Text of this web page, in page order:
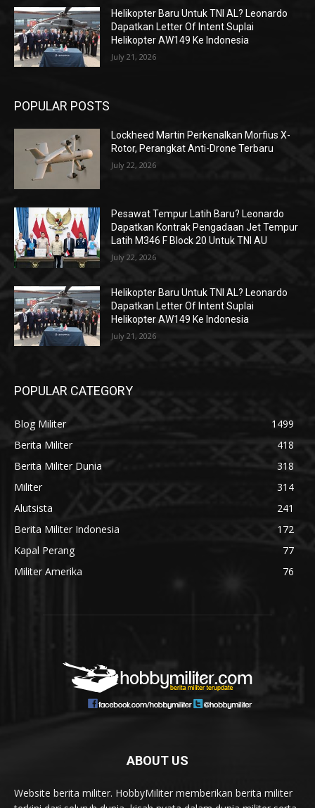
Helikopter Baru Untuk TNI AL? Leonardo
Dapatkan Letter Of Intent Suplai
Helikopter AW149 Ke Indonesia
July 21, 2026
POPULAR POSTS
Lockheed Martin Perkenalkan Morfius X-
Rotor, Perangkat Anti-Drone Terbaru
July 22, 2026
Pesawat Tempur Latih Baru? Leonardo
Dapatkan Kontrak Pengadaan Jet Tempur
Latih M346 F Block 20 Untuk TNI AU
July 22, 2026
Helikopter Baru Untuk TNI AL? Leonardo
Dapatkan Letter Of Intent Suplai
Helikopter AW149 Ke Indonesia
July 21, 2026
POPULAR CATEGORY
Blog Militer
1499
Berita Militer
418
Berita Militer Dunia
318
Militer
314
Alutsista
241
Berita Militer Indonesia
172
Kapal Perang
77
Militer Amerika
76
ABOUT US
Website berita militer. HobbyMiliter memberikan berita militer